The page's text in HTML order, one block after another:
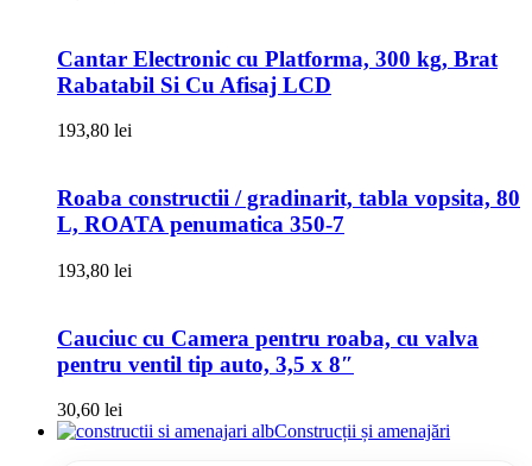
Cantar Electronic cu Platforma, 300 kg, Brat
Rabatabil Si Cu Afisaj LCD
193,80 lei
Roaba constructii / gradinarit, tabla vopsita, 80
L, ROATA penumatica 350-7
193,80 lei
Cauciuc cu Camera pentru roaba, cu valva
pentru ventil tip auto, 3,5 x 8″
30,60 lei
Construcții și amenajări